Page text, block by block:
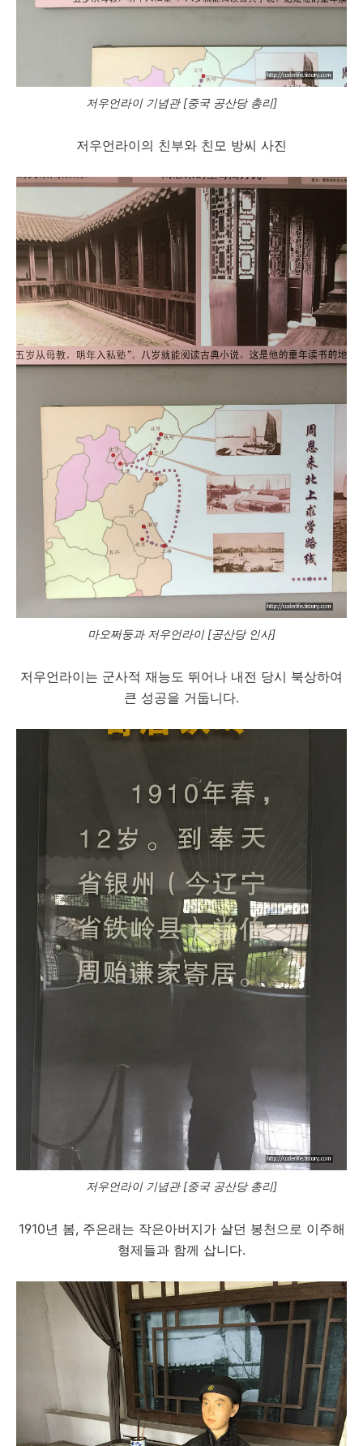
저우언라이 기념관 [중국 공산당 총리]
저우언라이의 친부와 친모 방씨 사진
마오쩌둥과 저우언라이 [공산당 인사]
저우언라이는 군사적 재능도 뛰어나 내전 당시 북상하여
큰 성공을 거둡니다.
저우언라이 기념관 [중국 공산당 총리]
1910년 봄, 주은래는 작은아버지가 살던 봉천으로 이주해
형제들과 함께 삽니다.